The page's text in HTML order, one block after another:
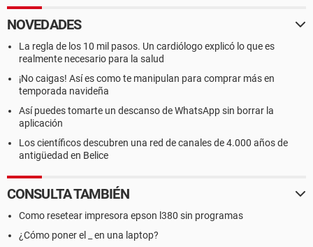
NOVEDADES
La regla de los 10 mil pasos. Un cardiólogo explicó lo que es
realmente necesario para la salud
¡No caigas! Así es como te manipulan para comprar más en
temporada navideña
Así puedes tomarte un descanso de WhatsApp sin borrar la
aplicación
Los científicos descubren una red de canales de 4.000 años de
antigüedad en Belice
CONSULTA TAMBIÉN
Como resetear impresora epson l380 sin programas
¿Cómo poner el _ en una laptop?